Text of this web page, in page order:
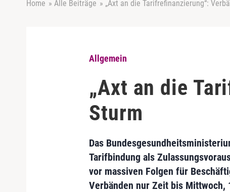
Home » Alle Beiträge » „Axt an die Tarifrefinanzierung“:
Allgemein
„Axt an die
Sturm
Das
Tarifbindung als
vor massiven Folgen für
Verbänden nur Zeit bis Mittwoch,